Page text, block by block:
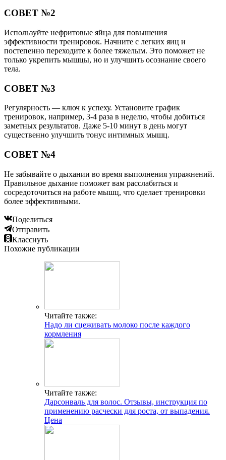
СОВЕТ №2
Используйте нефритовые яйца для повышения
эффективности тренировок. Начните с легких яиц и
постепенно переходите к более тяжелым. Это поможет не
только укрепить мышцы, но и улучшить осознание своего
тела.
СОВЕТ №3
Регулярность — ключ к успеху. Установите график
тренировок, например, 3-4 раза в неделю, чтобы добиться
заметных результатов. Даже 5-10 минут в день могут
существенно улучшить тонус интимных мышц.
СОВЕТ №4
Не забывайте о дыхании во время выполнения упражнений.
Правильное дыхание поможет вам расслабиться и
сосредоточиться на работе мышц, что сделает тренировки
более эффективными.
Поделиться
Отправить
Класснуть
Похожие публикации
Читайте также:
Надо ли сцеживать молоко после каждого
кормления
Читайте также:
Дарсонваль для волос. Отзывы, инструкция по
применению расчески для роста, от выпадения.
Цена